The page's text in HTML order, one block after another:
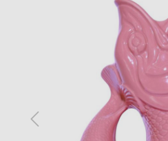
Gluckigluck
64,00
Sofort
weitere